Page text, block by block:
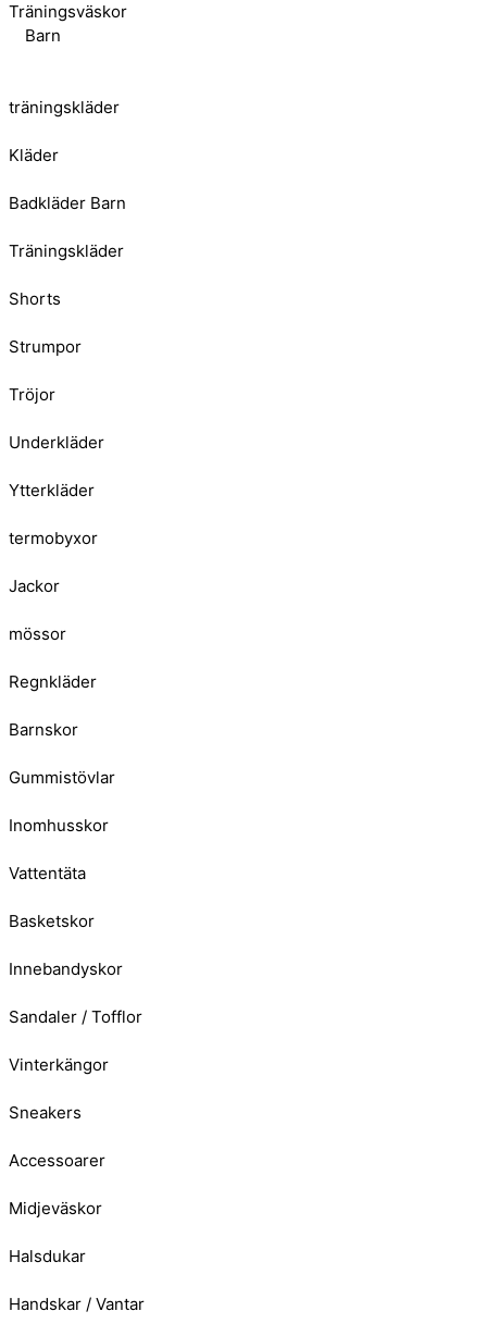
Träningsväskor
Barn
träningskläder
Kläder
Badkläder Barn
Träningskläder
Shorts
Strumpor
Tröjor
Underkläder
Ytterkläder
termobyxor
Jackor
mössor
Regnkläder
Barnskor
Gummistövlar
Inomhusskor
Vattentäta
Basketskor
Innebandyskor
Sandaler / Tofflor
Vinterkängor
Sneakers
Accessoarer
Midjeväskor
Halsdukar
Handskar / Vantar